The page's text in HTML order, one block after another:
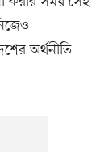
অর্থনীতি